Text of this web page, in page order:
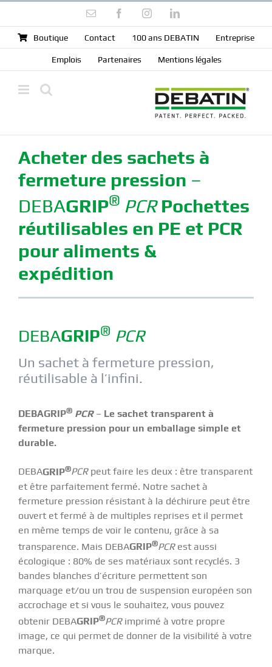
content
Email FacebookInstagramLinkedIn
Boutique Contact 100 ans DEBATIN Entreprise
Emplois Partenaires Mentions légales
Acheter des sachets à
fermeture pression –
DEBAGRIP® PCR Pochettes
réutilisables en PE et PCR
pour aliments &
expédition
DEBAGRIP® PCR
Un sachet à fermeture pression,
réutilisable à l’infini.
DEBAGRIP® PCR – Le sachet transparent à
fermeture pression pour un emballage simple et
durable.
DEBAGRIP®PCRpeut faire les deux : être transparent
et être parfaitement fermé. Notre sachet à
fermeture pression résistant à la déchirure peut être
ouvert et fermé à de multiples reprises et il permet
en même temps de voir le contenu, grâce à sa
transparence. Mais DEBAGRIP®PCRest aussi
écologique : 80% de ses matériaux sont recyclés. 3
bandes blanches d’écriture permettent son
marquage et/ou un trou de suspension européen son
accrochage et si vous le souhaitez, vous pouvez
obtenir DEBAGRIP®PCRimprimé à votre propre
image, ce qui permet de donner de la visibilité à votre
marque.